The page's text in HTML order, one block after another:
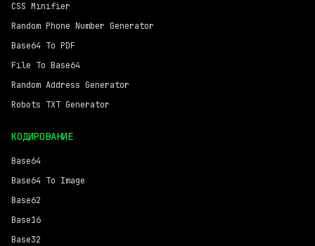
CSS Minifier
Random Phone Number Generator
Base64 To PDF
File To Base64
Random Address Generator
Robots TXT Generator
КОДИРОВАНИЕ
Base64
Base64 To Image
Base62
Base16
Base32